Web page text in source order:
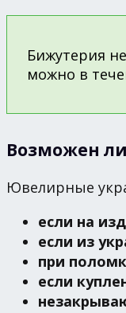
Бижутерия
можно в
Возможен
Ювелирные
если на
если из
при
если